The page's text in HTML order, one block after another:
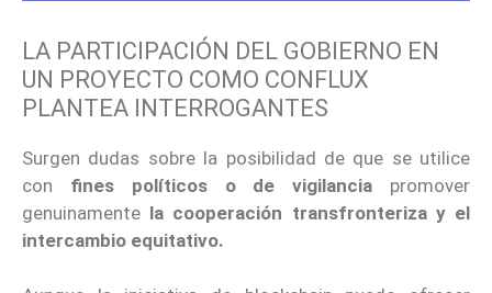
LA PARTICIPACIÓN DEL GOBIERNO EN
UN PROYECTO COMO CONFLUX
PLANTEA INTERROGANTES
Surgen dudas sobre la posibilidad de que se utilice
con fines políticos o de vigilancia promover
genuinamente la cooperación transfronteriza y el
intercambio equitativo.